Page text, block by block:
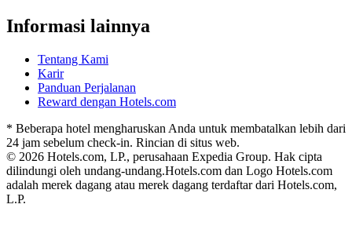
Informasi lainnya
Tentang Kami
Karir
Panduan Perjalanan
Reward dengan Hotels.com
* Beberapa hotel mengharuskan Anda untuk membatalkan lebih dari
24 jam sebelum check-in. Rincian di situs web.
© 2026 Hotels.com, LP., perusahaan Expedia Group. Hak cipta
dilindungi oleh undang-undang.Hotels.com dan Logo Hotels.com
adalah merek dagang atau merek dagang terdaftar dari Hotels.com,
L.P.